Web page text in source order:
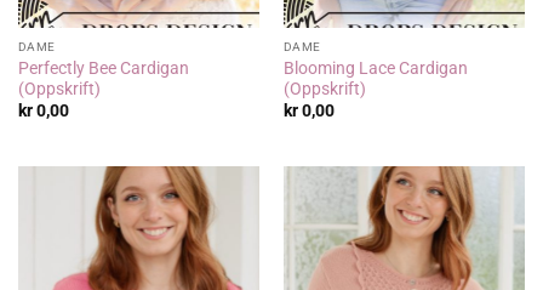
DAME
Perfectly Bee Cardigan
(Oppskrift)
kr0,00
DAME
Blooming Lace Cardigan
(Oppskrift)
kr0,00